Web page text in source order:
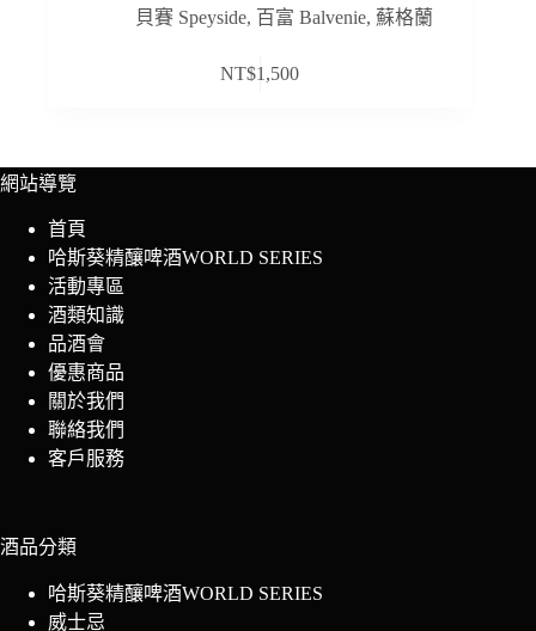
貝賽 Speyside, 百富 Balvenie, 蘇格蘭
NT$1,500
網站導覽
首頁
哈斯葵精釀啤酒WORLD SERIES
活動專區
酒類知識
品酒會
優惠商品
關於我們
聯絡我們
客戶服務
酒品分類
哈斯葵精釀啤酒WORLD SERIES
威士忌